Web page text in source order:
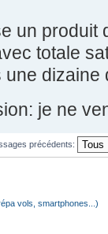
un produit
totale
une dizaine
je ne
précédents:
vols, smartphones...)